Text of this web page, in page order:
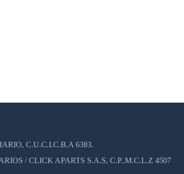
C.U.C.I.C.B.A 6383.
/ CLICK APARTS S.A.S, C.P..M.C.L.Z 4507